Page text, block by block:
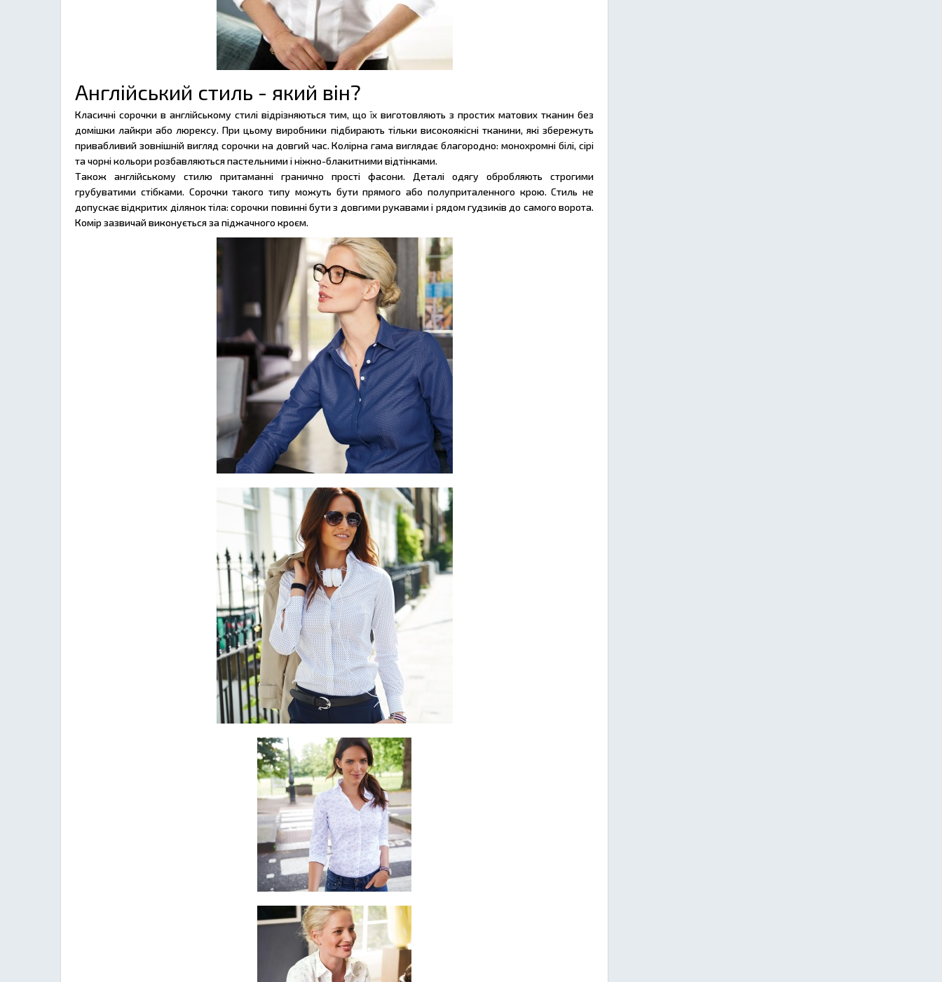
Англійський стиль - який він?
Класичні сорочки в англійському стилі відрізняються тим, що їх виготовляють з простих матових тканин без
домішки лайкри або люрексу. При цьому виробники підбирають тільки високоякісні тканини, які збережуть
привабливий зовнішній вигляд сорочки на довгий час. Колірна гама виглядає благородно: монохромні білі, сірі
та чорні кольори розбавляються пастельними і ніжно-блакитними відтінками.
Також англійському стилю притаманні гранично прості фасони. Деталі одягу обробляють строгими
грубуватими стібками. Сорочки такого типу можуть бути прямого або полуприталенного крою. Стиль не
допускає відкритих ділянок тіла: сорочки повинні бути з довгими рукавами і рядом гудзиків до самого ворота.
Комір зазвичай виконується за піджачного кроєм.